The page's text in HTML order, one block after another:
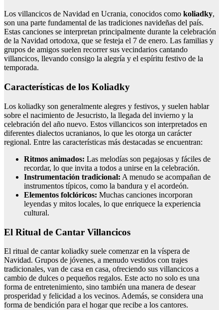
Los villancicos de Navidad en Ucrania, conocidos como koliadky,
son una parte fundamental de las tradiciones navideñas del país.
Estas canciones se interpretan principalmente durante la celebración
de la Navidad ortodoxa, que se festeja el 7 de enero. Las familias y
grupos de amigos suelen recorrer sus vecindarios cantando
villancicos, llevando consigo la alegría y el espíritu festivo de la
temporada.
Características de los Koliadky
Los koliadky son generalmente alegres y festivos, y suelen hablar
sobre el nacimiento de Jesucristo, la llegada del invierno y la
celebración del año nuevo. Estos villancicos son interpretados en
diferentes dialectos ucranianos, lo que les otorga un carácter
regional. Entre las características más destacadas se encuentran:
Ritmos animados: Las melodías son pegajosas y fáciles de
recordar, lo que invita a todos a unirse en la celebración.
Instrumentación tradicional: A menudo se acompañan de
instrumentos típicos, como la bandura y el acordeón.
Elementos folclóricos: Muchas canciones incorporan
leyendas y mitos locales, lo que enriquece la experiencia
cultural.
El Ritual de Cantar Villancicos
El ritual de cantar koliadky suele comenzar en la víspera de
Navidad. Grupos de jóvenes, a menudo vestidos con trajes
tradicionales, van de casa en casa, ofreciendo sus villancicos a
cambio de dulces o pequeños regalos. Este acto no solo es una
forma de entretenimiento, sino también una manera de desear
prosperidad y felicidad a los vecinos. Además, se considera una
forma de bendición para el hogar que recibe a los cantores.